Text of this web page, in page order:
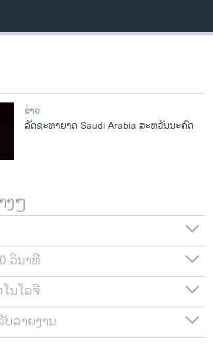
ຈີ
ຂ່າວ
ລັດຊະທາຍາດ Saudi Arabia ສະຫວັນນະຄົດ
ງໆ
ວິນາທີ
ນໂລຈີ
ລາຍງານ